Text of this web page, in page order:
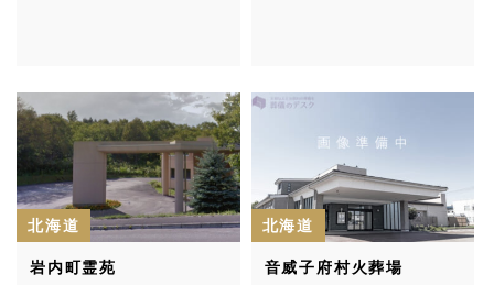
北海道
岩内町霊苑
北海道
音威子府村火葬場